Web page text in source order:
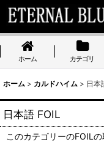
ホーム カテゴリ
ホーム > カルドハイム > 日本
日本語 FOIL
このカテゴリーのFOIL